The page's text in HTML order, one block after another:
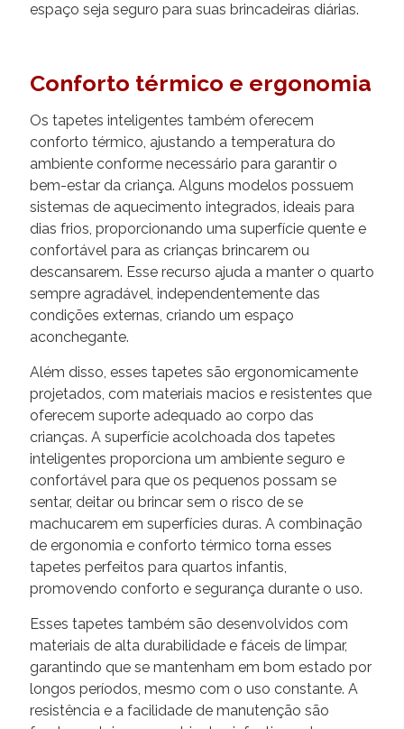
espaço seja seguro para suas brincadeiras diárias.
Conforto térmico e ergonomia
Os tapetes inteligentes também oferecem
conforto térmico, ajustando a temperatura do
ambiente conforme necessário para garantir o
bem-estar da criança. Alguns modelos possuem
sistemas de aquecimento integrados, ideais para
dias frios, proporcionando uma superfície quente e
confortável para as crianças brincarem ou
descansarem. Esse recurso ajuda a manter o quarto
sempre agradável, independentemente das
condições externas, criando um espaço
aconchegante.
Além disso, esses tapetes são ergonomicamente
projetados, com materiais macios e resistentes que
oferecem suporte adequado ao corpo das
crianças. A superfície acolchoada dos tapetes
inteligentes proporciona um ambiente seguro e
confortável para que os pequenos possam se
sentar, deitar ou brincar sem o risco de se
machucarem em superfícies duras. A combinação
de ergonomia e conforto térmico torna esses
tapetes perfeitos para quartos infantis,
promovendo conforto e segurança durante o uso.
Esses tapetes também são desenvolvidos com
materiais de alta durabilidade e fáceis de limpar,
garantindo que se mantenham em bom estado por
longos períodos, mesmo com o uso constante. A
resistência e a facilidade de manutenção são